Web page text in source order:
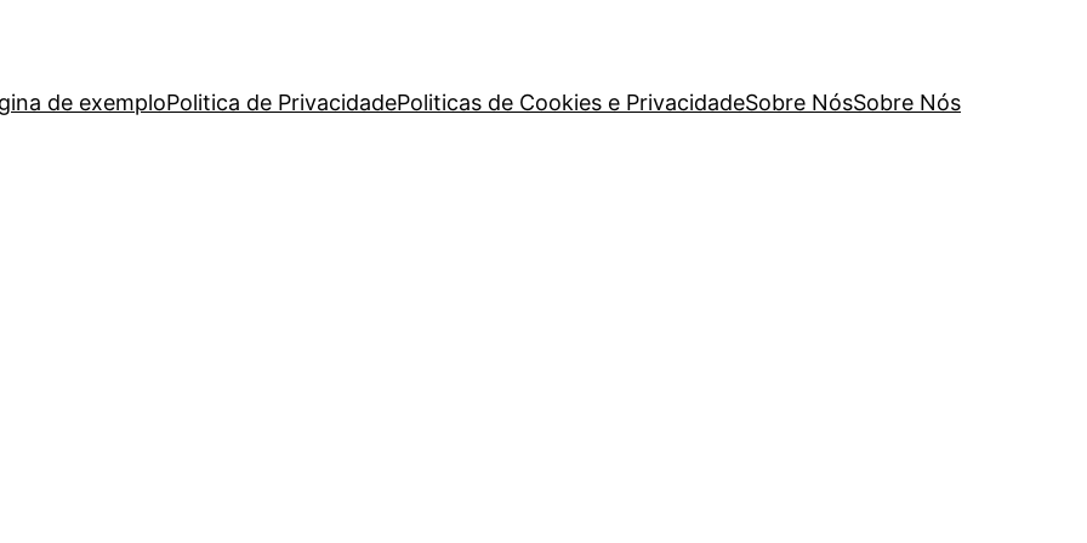
de exemploPolitica de PrivacidadePoliticas de Cookies e PrivacidadeSobre NósSobre Nós